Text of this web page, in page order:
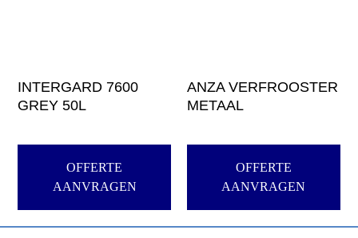
INTERGARD 7600
GREY 50L
OFFERTE
AANVRAGEN
ANZA VERFROOSTER
METAAL
OFFERTE
AANVRAGEN